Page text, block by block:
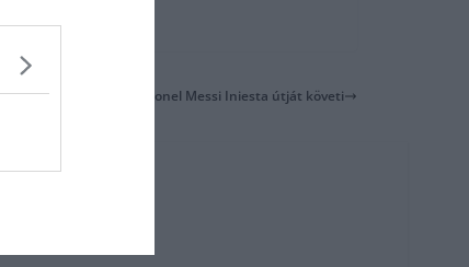
Lionel Messi Iniesta útját követi